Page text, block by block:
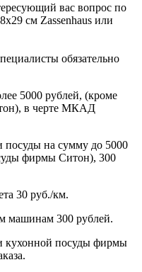
вас вопрос по
см Zassenhaus или
обязательно
5000 рублей, (кроме
в черте МКАД
посуды на сумму до 5000
фирмы Ситон), 300
30 руб./км.
машинам 300 рублей.
кухонной посуды фирмы